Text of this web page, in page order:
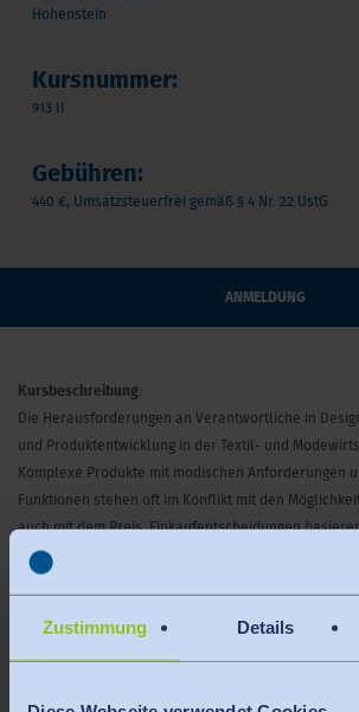
Zustimmung Details
Hohenstein
Kursnummer:
913 II
Gebühren:
440 €, Umsatzsteuerfrei gemäß § 4 Nr. 22 UstG
ANMELDUNG
Kursbeschreibung:
Die Herausforderungen an Verantwortliche in
und Produktentwicklung in der Textil- und
Komplexe Produkte mit modischen Anforderungen
Funktionen stehen oft im Konflikt mit den
auch mit dem Preis. Einkaufentscheidungen
Haptik, was aber nicht ausreicht, um die
und den zunehmenden ökologischen
von Ideen und beim Verständnis für Trends,
und Fehlerquellen.